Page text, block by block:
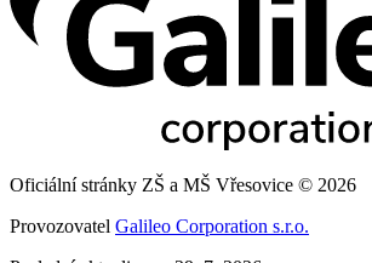
Oficiální stránky ZŠ a MŠ Vřesovice © 2026
Provozovatel Galileo Corporation s.r.o.